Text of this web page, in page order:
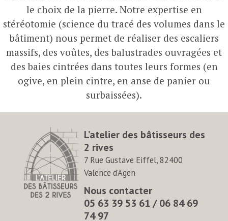
le choix de la pierre. Notre expertise en
stéréotomie (science du tracé des volumes dans le
bâtiment) nous permet de réaliser des escaliers
massifs, des voûtes, des balustrades ouvragées et
des baies cintrées dans toutes leurs formes (en
ogive, en plein cintre, en anse de panier ou
surbaissées).
L’atelier des bâtisseurs des
2 rives
7 Rue Gustave Eiffel, 82400
Valence d’Agen
Nous contacter
05 63 39 53 61 / 06 84 69
74 97